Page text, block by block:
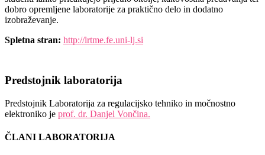
dobro opremljene laboratorije za praktično delo in dodatno
izobraževanje.
Spletna stran: http://lrtme.fe.uni-lj.si
Predstojnik laboratorija
Predstojnik Laboratorija za regulacijsko tehniko in močnostno
elektroniko je prof. dr. Danjel Vončina.
ČLANI LABORATORIJA